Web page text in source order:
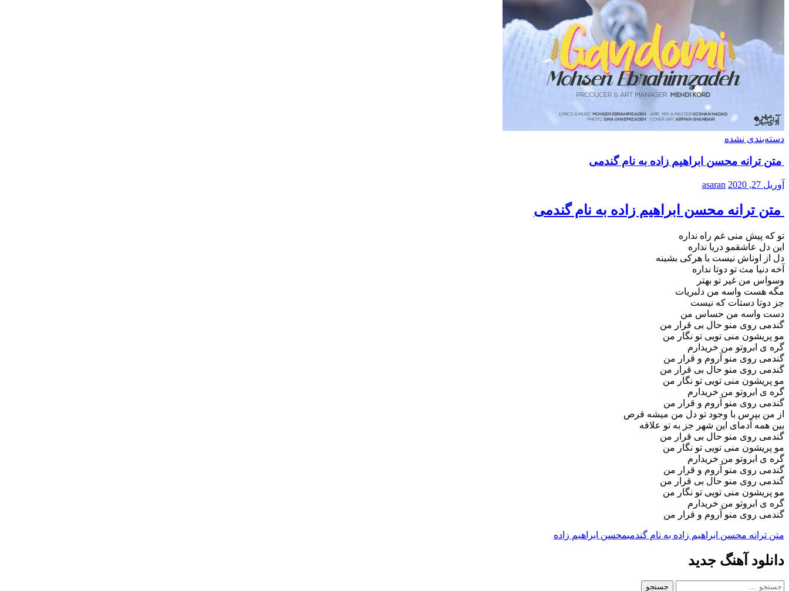
دسته‌بندی نشده
متن ترانه محسن ابراهیم زاده به نام گندمی
آوریل 27, 2020 asaran
متن ترانه محسن ابراهیم زاده به نام گندمی
تو که پیش منی غم راه نداره
این دل عاشقمو دریا نداره
دل از اوناش نیست با هرکی بشینه
آخه دنیا مث تو دوتا نداره
وسواس من غیر تو بهتر
مگه هست واسه من دلبریات
جز دوتا دستات که نیست
دست واسه من حساس من
گندمی روی منو حال بی قرار من
مو پریشون منی تویی تو نگار من
گره ی ابروتو من خریدارم
گندمی روی منو آروم و قرار من
گندمی روی منو حال بی قرار من
مو پریشون منی تویی تو نگار من
گره ی ابروتو من خریدارم
گندمی روی منو آروم و قرار من
از من بپرس با وجود تو دل من میشه قرص
بین همه آدمای این شهر جز به تو علاقه
گندمی روی منو حال بی قرار من
مو پریشون منی تویی تو نگار من
گره ی ابروتو من خریدارم
گندمی روی منو آروم و قرار من
گندمی روی منو حال بی قرار من
مو پریشون منی تویی تو نگار من
گره ی ابروتو من خریدارم
گندمی روی منو آروم و قرار من
متن ترانه محسن ابراهیم زاده به نام گندمیمحسن ابراهیم زاده
دانلود آهنگ جدید
جستجو